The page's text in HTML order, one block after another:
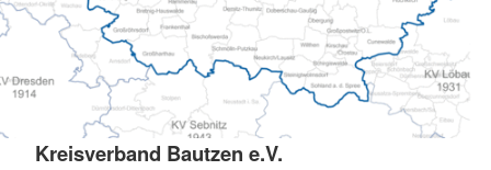
Kreisverband Bautzen e.V.